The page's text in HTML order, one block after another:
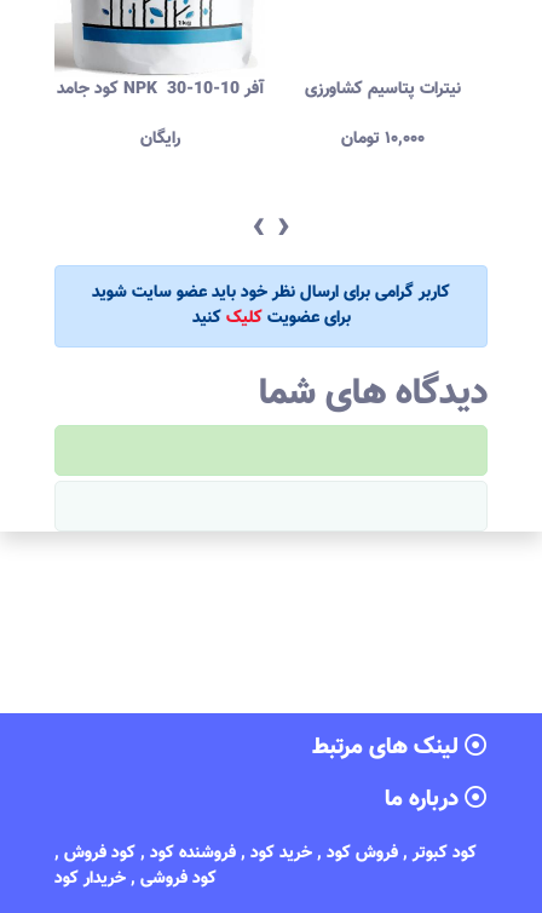
کود جامد NPK 30‐10‐10 آفر
رایگان
نیترات پتاسیم کشاورزی
۱۰,۰۰۰ تومان
‹ ›
کاربر گرامی برای ارسال نظر خود باید عضو سایت شوید
برای عضویتکلیککنید
دیدگاه های شما
لینک های مرتبط
درباره ما
کود کبوتر , فروش کود , خرید کود , فروشنده کود , کود فروش ,
کود فروشی , خریدار کود